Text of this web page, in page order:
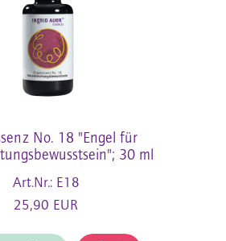
No. 18 "Engel für
30 ml
Art.Nr.: E18
25,90 EUR